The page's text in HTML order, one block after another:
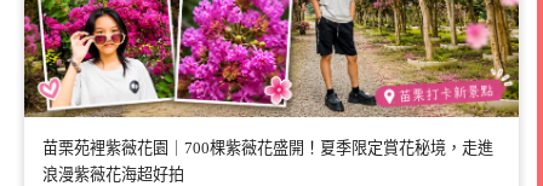
苗栗苑裡紫薇花園｜700棵紫薇花盛開！夏季限定賞花秘境，走進
浪漫紫薇花海超好拍